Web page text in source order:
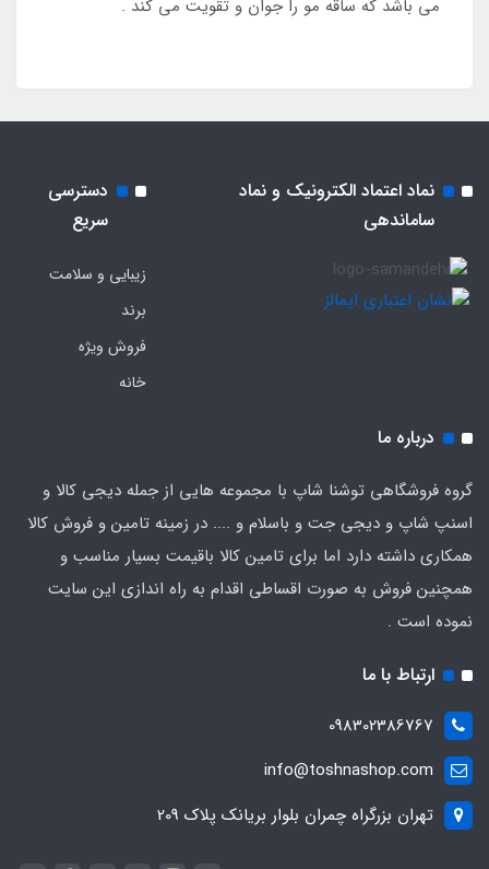
می باشد که ساقه مو را جوان و تقویت می کند .
نماد اعتماد الکترونیک و نماد
ساماندهی
دسترسی
سریع
زیبایی و سلامت
برند
فروش ویژه
خانه
درباره ما
گروه فروشگاهی توشنا شاپ با مجموعه هایی از جمله دیجی کالا و
اسنپ شاپ و دیجی جت و باسلام و .... در زمینه تامین و فروش کالا
همکاری داشته دارد اما برای تامین کالا باقیمت بسیار مناسب و
همچنین فروش به صورت اقساطی اقدام به راه اندازی این سایت
نموده است .
ارتباط با ما
098302386767
info@toshnashop.com
تهران بزرگراه چمران بلوار بریانک پلاک 209